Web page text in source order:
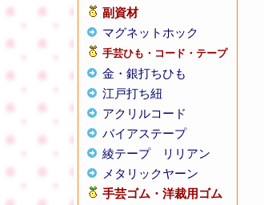
副資材
マグネットホック
手芸ひも・コード・テープ
金・銀打ちひも
江戸打ち紐
アクリルコード
バイアステープ
綾テープ
リリアン
メタリックヤーン
手芸ゴム・洋裁用ゴム